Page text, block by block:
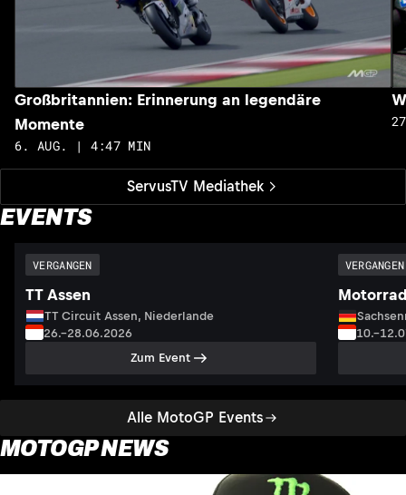
ServusTV Mediathek
Großbritannien: Erinnerung an legendäre
Momente
6. AUG. | 4:47 MIN
EVENTS
Alle MotoGP Events
VERGANGEN
TT Assen
TT Circuit Assen, Niederlande
26.–28.06.2026
Zum Event
VERGANGEN
MOTOGP NEWS